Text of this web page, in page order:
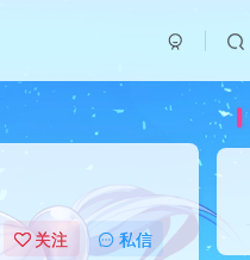
关注 私信